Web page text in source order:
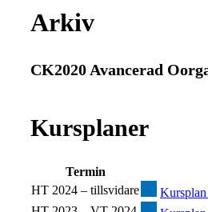
Arkiv
CK2020 Avancerad
Kursplaner
Termin
HT 2024 – tillsvidare